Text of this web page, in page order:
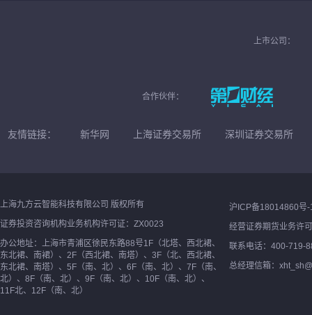
上市公司：
合作伙伴：
友情链接： 新华网 上海证券交易所 深圳证券交易所
上海九方云智能科技有限公司 版权所有
证券投资咨询机构业务机构许可证：ZX0023
办公地址：上海市青浦区徐民东路88号1F（北塔、西北裙、
东北裙、南裙）、2F（西北裙、南塔）、3F（北、西北裙、
东北裙、南塔）、5F（南、北）、6F（南、北）、7F（南、
北）、8F（南、北）、9F（南、北）、10F（南、北）、
11F北、12F（南、北）
沪ICP备18014860号-
经营证券期货业务许
联系电话：400-719-
总经理信箱：